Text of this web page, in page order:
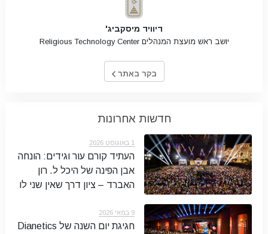
דיוויד מיסקביג'
יושב ראש מועצת המנהלים Religious Technology Center
בקר באתר
חדשות אחרונות
1 באוגוסט 2026
העתיד קורם עור וגידים: הונחה
אבן הפינה של היכל ל. רון
האברד – ציון דרך שאין שני לו
9 במאי 2026
חגיגת יום השנה של Dianetics